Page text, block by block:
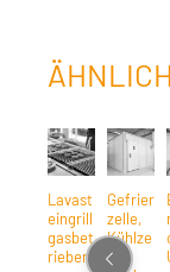
Lavast
eingrill
gasbet
rieben
Gefrier
zelle,
Kühlze
lle,